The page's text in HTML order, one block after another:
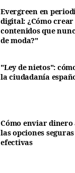
Evergreen en
digital: ¿Cómo crear
contenidos que
de moda?"
"Ley de nietos":
la ciudadanía
Cómo enviar dinero
las opciones
efectivas